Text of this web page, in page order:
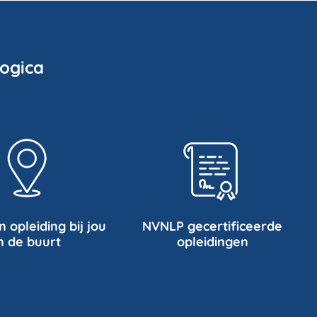
opleiding bij jou
de buurt
NVNLP gecertificeerde
opleidingen